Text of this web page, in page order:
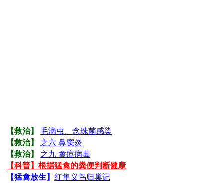
【救治】 毛滴虫、念珠菌感染
【救治】 之六 鼻窦炎
【救治】 之九 禽痘病毒
【科普】根据猛禽的粪便判断健康
【猛禽放生】 红隼义鸟归巢记